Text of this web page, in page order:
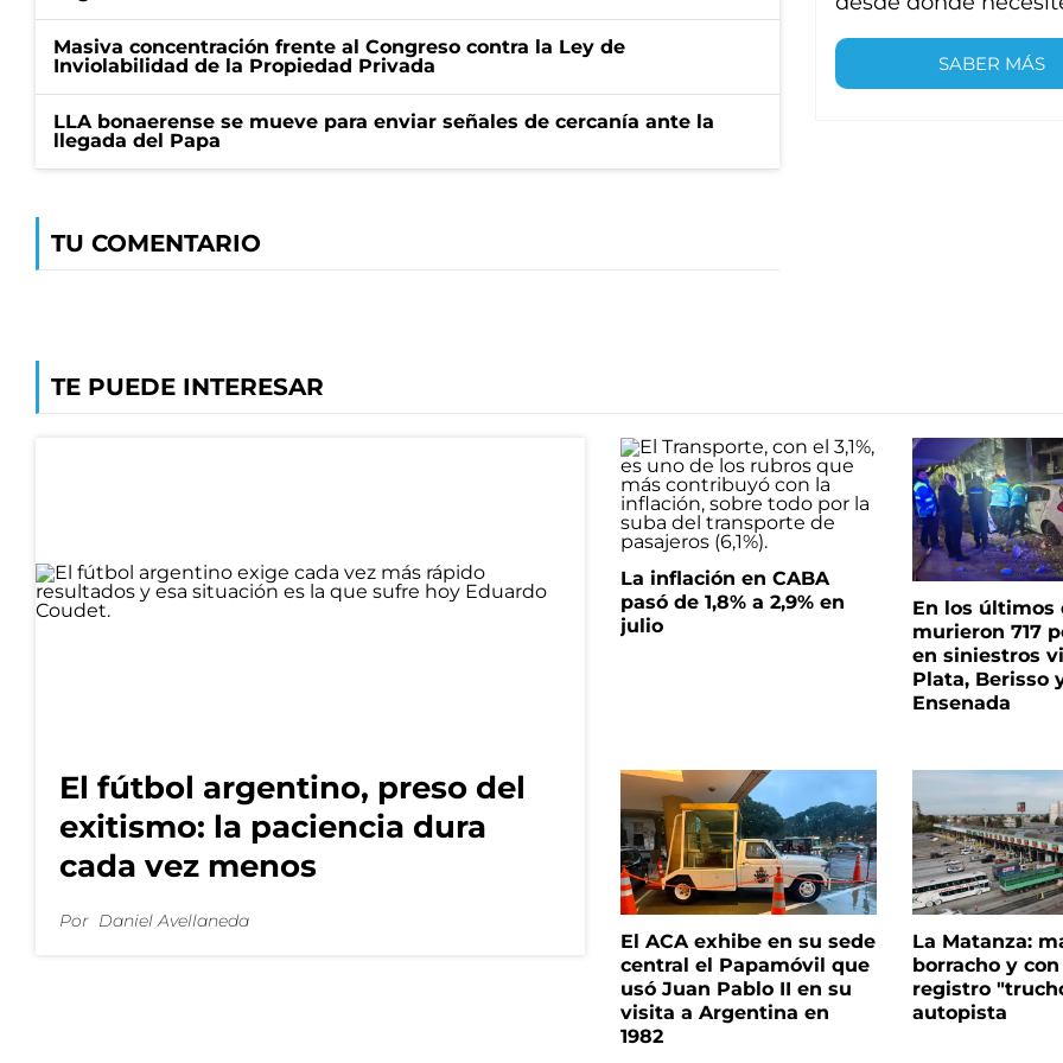
Masiva concentración frente al Congreso contra la Ley de
Inviolabilidad de la Propiedad Privada
LLA bonaerense se mueve para enviar señales de cercanía ante la
llegada del Papa
TU COMENTARIO
SABER MÁS
TE PUEDE INTERESAR
El fútbol argentino, preso del
exitismo: la paciencia dura
cada vez menos
Por Daniel Avellaneda
La inflación en CABA
pasó de 1,8% a 2,9% en
julio
En los últimos
murieron 717
en siniestros
Plata, Berisso
Ensenada
El ACA exhibe en su sede
central el Papamóvil que
usó Juan Pablo II en su
visita a Argentina en
1982
La Matanza:
borracho y
registro
autopista